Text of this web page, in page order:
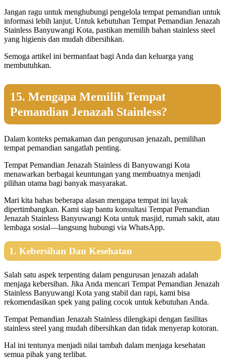
Jangan ragu untuk menghubungi pengelola tempat pemandian untuk
informasi lebih lanjut. Untuk kebutuhan Tempat Pemandian Jenazah
Stainless Banyuwangi Kota, pastikan memilih bahan stainless steel
yang higienis dan mudah dibersihkan.
Semoga artikel ini bermanfaat bagi Anda dan keluarga yang
membutuhkan.
15. Mengapa Memilih Tempat
Pemandian Jenazah Stainless?
Dalam konteks pemakaman dan pengurusan jenazah, pemilihan
tempat pemandian sangatlah penting.
Tempat Pemandian Jenazah Stainless di Banyuwangi Kota
menawarkan berbagai keuntungan yang membuatnya menjadi
pilihan utama bagi banyak masyarakat.
Mari kita bahas beberapa alasan mengapa tempat ini layak
dipertimbangkan. Kami siap bantu konsultasi Tempat Pemandian
Jenazah Stainless Banyuwangi Kota untuk masjid, rumah sakit, atau
lembaga sosial—langsung hubungi via WhatsApp.
1. Kebersihan Dan Kesehatan
Salah satu aspek terpenting dalam pengurusan jenazah adalah
menjaga kebersihan. Jika Anda mencari Tempat Pemandian Jenazah
Stainless Banyuwangi Kota yang stabil dan rapi, kami bisa
rekomendasikan spek yang paling cocok untuk kebutuhan Anda.
Tempat Pemandian Jenazah Stainless dilengkapi dengan fasilitas
stainless steel yang mudah dibersihkan dan tidak menyerap kotoran.
Hal ini tentunya menjadi nilai tambah dalam menjaga kesehatan
semua pihak yang terlibat.